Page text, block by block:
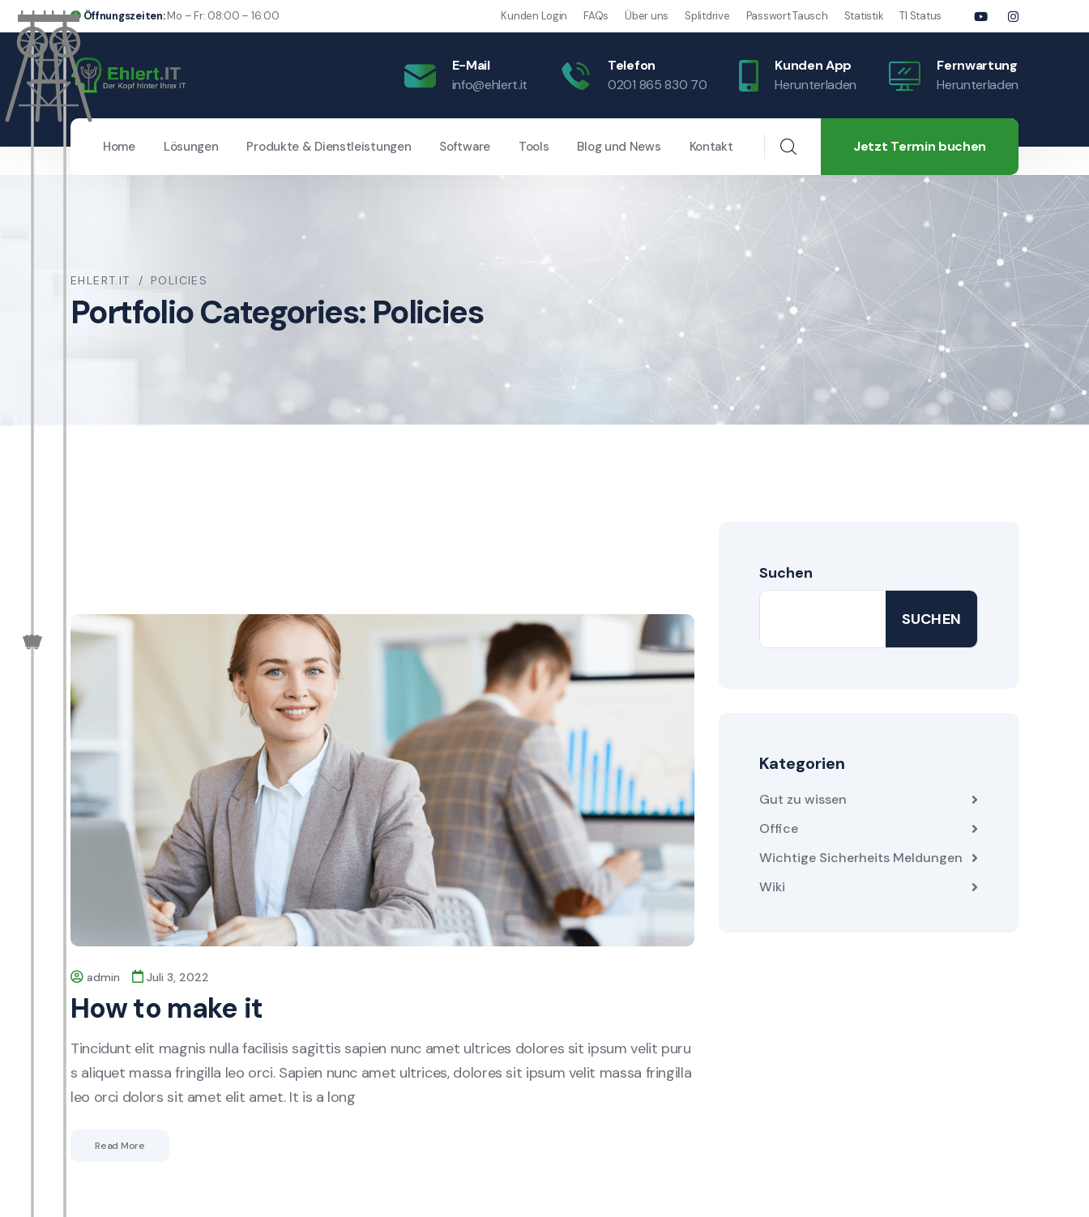
Öffnungszeiten:Mo – Fr: 08:00 – 16:00 Kunden Login FAQs Über uns Splitdrive Passwort Tausch Statistik TI Status
E-Mail
info@ehlert.it
Telefon
0201 865 830 70
Kunden App
Herunterladen
Fernwartung
Herunterladen
Home Lösungen Produkte & Dienstleistungen Software Tools Blog und News Kontakt Jetzt Termin buchen
EHLERT.IT POLICIES
Portfolio Categories: Policies
admin Juli 3, 2022
How to make it
Tincidunt elit magnis nulla facilisis sagittis sapien nunc amet ultrices dolores sit ipsum velit puru
s aliquet massa fringilla leo orci. Sapien nunc amet ultrices, dolores sit ipsum velit massa fringilla
leo orci dolors sit amet elit amet. It is a long
Read More
Suchen
SUCHEN
Kategorien
Gut zu wissen
Office
Wichtige Sicherheits Meldungen
Wiki